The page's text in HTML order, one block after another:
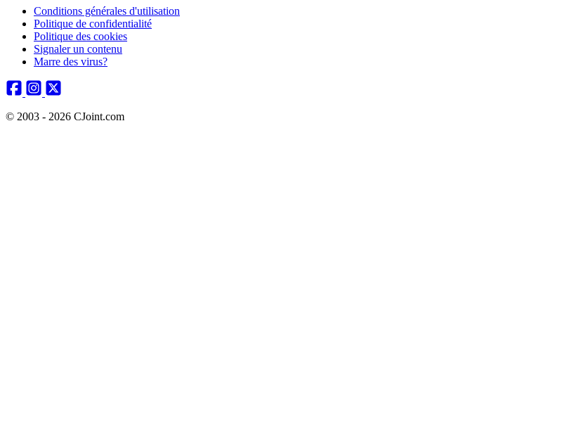
Conditions générales d'utilisation
Politique de confidentialité
Politique des cookies
Signaler un contenu
Marre des virus?
© 2003 - 2026 CJoint.com